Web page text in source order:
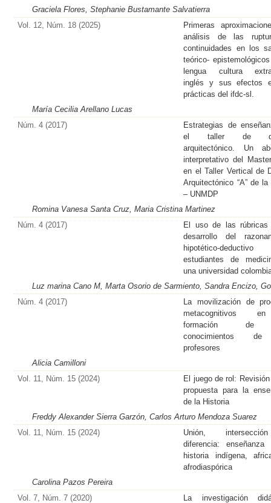
Graciela Flores, Stephanie Bustamante Salvatierra
Vol. 12, Núm. 18 (2025)
Primeras
análisis de las
continuidades en los
teórico-
lengua cultura
inglés y sus efectos
prácticas del ifdc-sl.
María Cecilia Arellano Lucas
Núm. 4 (2017)
Estrategias de
el taller de
arquitectónico. Un
interpretativo del
en el Taller Vertical de
Arquitectónico “A” de la
– UNMDP
Romina Vanesa Santa Cruz, Maria Cristina Martinez
Núm. 4 (2017)
El uso de las
desarrollo del
hipotético-
estudiantes de
una universidad
Luz marina Cano M, Marta Osorio de Sarmiento, Sandra Encizo,
Núm. 4 (2017)
La movilización de
metacognitivos
formación de
conocimientos
profesores
Alicia Camilloni
Vol. 11, Núm. 15 (2024)
El juego de rol:
propuesta para la
de la Historia
Freddy Alexander Sierra Garzón, Carlos Arturo Mendoza Suarez
Vol. 11, Núm. 15 (2024)
Unión,
diferencia:
historia indígena,
afrodiaspórica
Carolina Pazos Pereira
Vol. 7, Núm. 7 (2020)
La investigación